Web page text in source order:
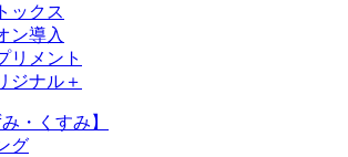
ックス
ン導入
リメント
ジナル＋
・くすみ】
グ